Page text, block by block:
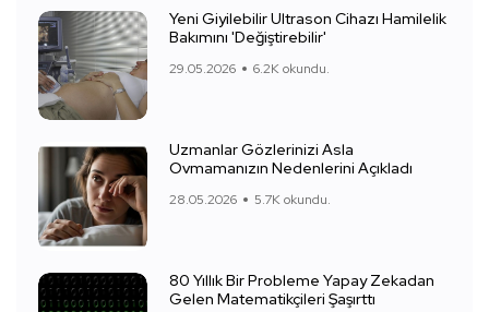
Yeni Giyilebilir Ultrason Cihazı Hamilelik
Bakımını 'Değiştirebilir'
29.05.2026 6.2K okundu.
Uzmanlar Gözlerinizi Asla
Ovmamanızın Nedenlerini Açıkladı
28.05.2026 5.7K okundu.
80 Yıllık Bir Probleme Yapay Zekadan
Gelen Matematikçileri Şaşırttı